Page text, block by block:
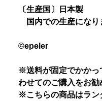
〔生産国〕日本製
国内での生産になり
©epeler
※送料が固定でかかっ
わせてのご購入をお勧
※こちらの商品はラン